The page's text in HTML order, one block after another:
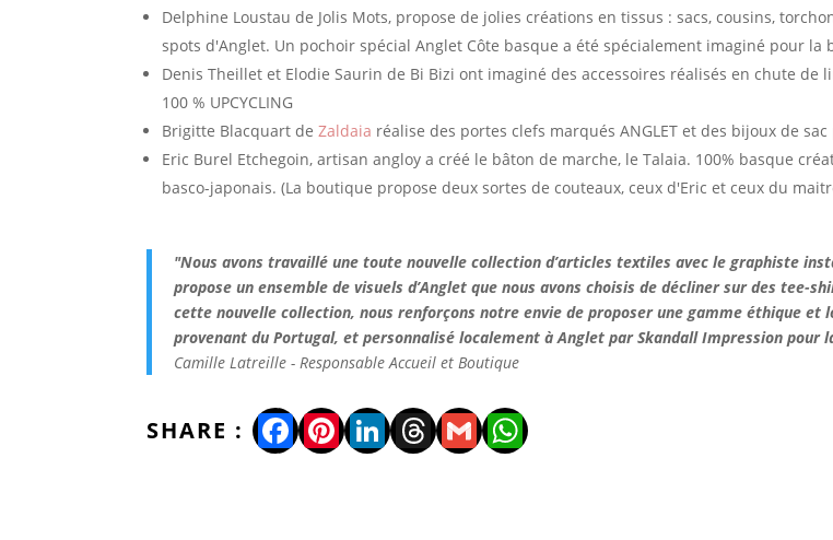
Delphine Loustau de Jolis Mots, propose de jolies créations en tissus : sacs, cousins,
spots d'Anglet. Un pochoir spécial Anglet Côte basque a été spécialement imaginé pour la
Denis Theillet et Elodie Saurin de Bi Bizi ont imaginé des accessoires réalisés en chute
100 % UPCYCLING
Brigitte Blacquart de Zaldaia réalise des portes clefs marqués ANGLET et des bijoux de
Eric Burel Etchegoin, artisan angloy a créé le bâton de marche, le Talaia. 100% basque
basco-japonais. (La boutique propose deux sortes de couteaux, ceux d'Eric et ceux du
"Nous avons travaillé une toute nouvelle collection d’articles textiles avec le graphiste
propose un ensemble de visuels d’Anglet que nous avons choisis de décliner sur des
cette nouvelle collection, nous renforçons notre envie de proposer une gamme éthique
provenant du Portugal, et personnalisé localement à Anglet par Skandall Impression
Camille Latreille - Responsable Accueil et Boutique
Facebook
Pinterest
LinkedIn
Threads
GmailWhatsApp